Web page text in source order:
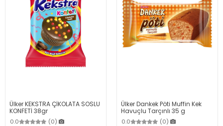
Ülker KEKSTRA ÇİKOLATA SOSLU
KONFETİ 38gr
0.0 (0)
Ülker Dankek Pöti Muffin Kek
Havuçlu Tarçınlı 35 g
0.0 (0)